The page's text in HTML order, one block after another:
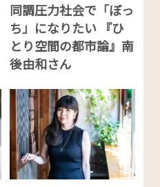
同調圧力社会で「ぼっ
ち」になりたい 『ひ
とり空間の都市論』南
後由和さん